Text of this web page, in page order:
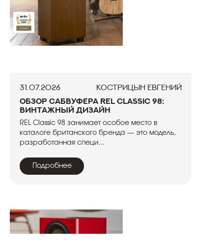
31.07.2026
Кострицын Евгений
Обзор сабвуфера REL Classic 98:
винтажный дизайн
REL Classic 98 занимает особое место в
каталоге британского бренда — это модель,
разработанная специ...
Подробнее